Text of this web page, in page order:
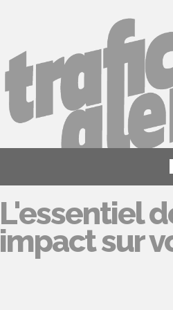
L'essentiel
impact sur